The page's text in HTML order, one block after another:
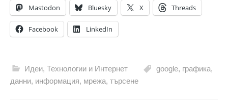
Mastodon Bluesky X Threads
Facebook LinkedIn
Идеи, Технологии и Интернет google, графика,
данни, информация, мрежа, търсене